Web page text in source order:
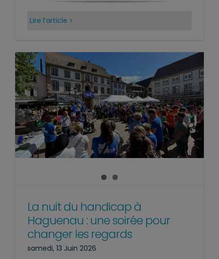
Lire l’article
La nuit du handicap à
Haguenau : une soirée pour
changer les regards
samedi, 13 Juin 2026